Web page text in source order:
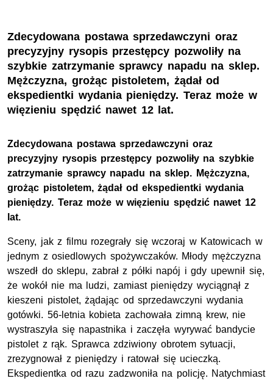
Zdecydowana postawa sprzedawczyni oraz
precyzyjny rysopis przestępcy pozwoliły na
szybkie zatrzymanie sprawcy napadu na sklep.
Mężczyzna, grożąc pistoletem, żądał od
ekspedientki wydania pieniędzy. Teraz może w
więzieniu spędzić nawet 12 lat.
Zdecydowana postawa sprzedawczyni oraz
precyzyjny rysopis przestępcy pozwoliły na szybkie
zatrzymanie sprawcy napadu na sklep. Mężczyzna,
grożąc pistoletem, żądał od ekspedientki wydania
pieniędzy. Teraz może w więzieniu spędzić nawet 12
lat.
Sceny, jak z filmu rozegrały się wczoraj w Katowicach w
jednym z osiedlowych spożywczaków. Młody mężczyzna
wszedł do sklepu, zabrał z półki napój i gdy upewnił się,
że wokół nie ma ludzi, zamiast pieniędzy wyciągnął z
kieszeni pistolet, żądając od sprzedawczyni wydania
gotówki. 56-letnia kobieta zachowała zimną krew, nie
wystraszyła się napastnika i zaczęła wyrywać bandycie
pistolet z rąk. Sprawca zdziwiony obrotem sytuacji,
zrezygnował z pieniędzy i ratował się ucieczką.
Ekspedientka od razu zadzwoniła na policję. Natychmiast